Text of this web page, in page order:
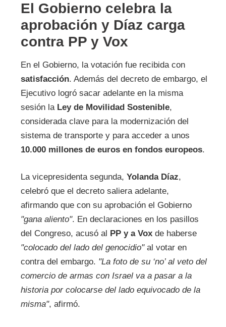
El Gobierno celebra la
aprobación y Díaz carga
contra PP y Vox
En el Gobierno, la votación fue recibida con
satisfacción. Además del decreto de embargo, el
Ejecutivo logró sacar adelante en la misma
sesión la Ley de Movilidad Sostenible,
considerada clave para la modernización del
sistema de transporte y para acceder a unos
10.000 millones de euros en fondos europeos.
La vicepresidenta segunda, Yolanda Díaz,
celebró que el decreto saliera adelante,
afirmando que con su aprobación el Gobierno
"gana aliento". En declaraciones en los pasillos
del Congreso, acusó al PP y a Voxde haberse
"colocado del lado del genocidio"al votar en
contra del embargo. "La foto de su ‘no’ al veto del
comercio de armas con Israel va a pasar a la
historia por colocarse del lado equivocado de la
misma", afirmó.